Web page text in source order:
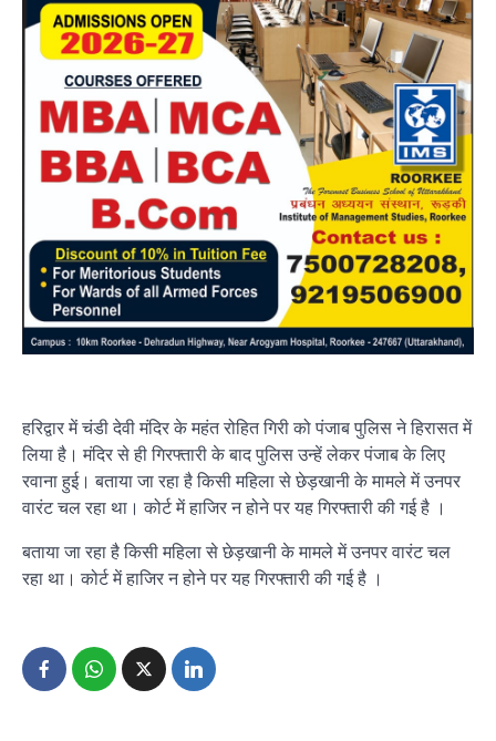
हरिद्वार में चंडी देवी मंदिर के महंत रोहित गिरी को पंजाब पुलिस ने हिरासत में
लिया है। मंदिर से ही गिरफ्तारी के बाद पुलिस उन्हें लेकर पंजाब के लिए
रवाना हुई। बताया जा रहा है किसी महिला से छेड़खानी के मामले में उनपर
वारंट चल रहा था। कोर्ट में हाजिर न होने पर यह गिरफ्तारी की गई है ।
बताया जा रहा है किसी महिला से छेड़खानी के मामले में उनपर वारंट चल
रहा था। कोर्ट में हाजिर न होने पर यह गिरफ्तारी की गई है ।